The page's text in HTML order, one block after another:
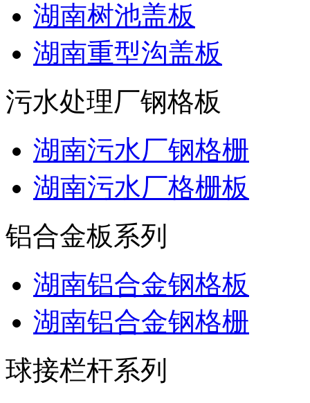
湖南树池盖板
湖南重型沟盖板
污水处理厂钢格板
湖南污水厂钢格栅
湖南污水厂格栅板
铝合金板系列
湖南铝合金钢格板
湖南铝合金钢格栅
球接栏杆系列